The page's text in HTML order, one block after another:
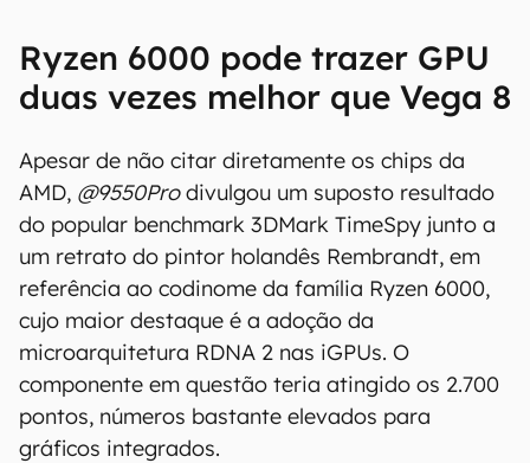
Ryzen 6000 pode trazer GPU
duas vezes melhor que Vega 8
Apesar de não citar diretamente os chips da
AMD, @9550Prodivulgou um suposto resultado
do popular benchmark 3DMark TimeSpy junto a
um retrato do pintor holandês Rembrandt, em
referência ao codinome da família Ryzen 6000,
cujo maior destaque é a adoção da
microarquitetura RDNA 2 nas iGPUs. O
componente em questão teria atingido os 2.700
pontos, números bastante elevados para
gráficos integrados.